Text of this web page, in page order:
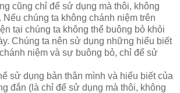
cũng chỉ để sử dụng mà thôi, không
Nếu chúng ta không chánh niệm trên
tại chúng ta không thể buông bỏ khỏi
Chúng ta nên sử dụng những hiểu biết
niệm và sự buông bỏ, chỉ để sử
sử dụng bản thân mình và hiểu biết của
đắn (là chỉ để sử dụng mà thôi, không